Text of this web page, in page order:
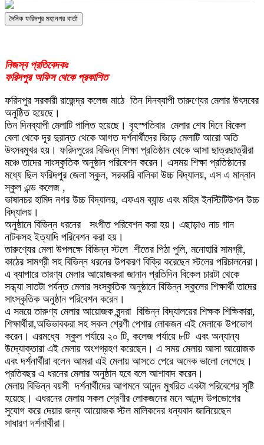
দৈনিক ফরিদপুর মহানগর বার্তা
নিজস্ব প্রতিবেদকঃ
ফরিদপুর অফিস থেকে প্রকাশিত
ফরিদপুর সরকারী রাজেন্দ্র কলেজ মাঠে ‌ তিন দিনব্যাপী তারুণ্যের মেলার উৎসবের
অনুষ্ঠিত হয়েছে।
তিন দিনব্যাপী মেলাটি পালিত হয়েছে। বৃহস্পতিবার ‌ মেলার শেষ দিনে বিকেল
বেলা থেকে দূর দুরান্ত থেকে আগত দর্শনার্থীদের ভিড়ে মেলাটি আরো অতি
উৎসবমুখর হয়। ফরিদপুরের বিভিন্ন শিক্ষা প্রতিষ্ঠান থেকে আসা ছাত্রছাত্রীরা
মঞ্চে তাদের সাংস্কৃতিক অনুষ্ঠান পরিবেশন করেন। এসময় শিক্ষা প্রতিষ্ঠানের
মধ্যে ছিল ফরিদপুর জেলা স্কুল, সরকারি বালিকা উচ্চ বিদ্যালয়, এস এ মান্নান
‌স্কুল এন্ড কলেজ ,
ভাষানচর হামিদ নগর উচ্চ বিদ্যালয়, এফএম ব্যান্ড এবং মহিম ইনস্টিটিউশন উচ্চ
বিদ্যালয়।
অনুষ্ঠানে বিভিন্ন ধরনের ‌ ‌ সংগীত পরিবেশন করা হয়। এছাড়াও ‌‌নাচ গান
নাটকসহ ইত্যাদি পরিবেশন করা হয়।
তারুণ্যের মেলা উপলক্ষে বিভিন্ন স্টলে ‌ শীতের পিঠা পুলি, মনোহারি সামগ্রী,
কাঠের সামগ্রী সহ বিভিন্ন ধরনের উপকরণ বিক্রি করেছেন স্টলের পরিচালনেরা।
এ ব্যাপারে তারণ্য মেলার আয়োজকরা জানান প্রতিদিন বিকেল চারটা থেকে
সন্ধ্যা সাতটা পর্যন্ত মেলার সংস্কৃতিক অনুষ্ঠানে বিভিন্ন স্কুলের শিক্ষার্থী তাদের
সাংস্কৃতিক অনুষ্ঠান পরিবেশন করেন।
এ সময়ে তারুণ্য মেলার আয়োজক বৃন্দরা ‌ ‌বিভিন্ন বিদ্যালয়ের শিক্ষক শিক্ষিকারা,
শিক্ষার্থীরা,অভিভাবকরা সহ সকল শ্রেণী পেশার লোকজন এই মেলাকে উপভোগ
করেন। এরমধ্যে ‌ স্কুল পর্যায়ে ২০ টি, কলেজ পর্যায়ে ৮টি ‌ এবং অন্যান্য
উদ্যোক্তারা এই মেলায় অংশগ্রহণ করেছেন। এ সময় মেলায় আসা আয়োজক
এবং দর্শনার্থীরা বলেন আমরা এই মেলায় আসতে পেরে অনেক ভালো লেগেছে।
প্রতিবছর এ ধরনের মেলার অনুষ্ঠান হবে বলে আশাবাদ করেন।
মেলায় বিভিন্ন বয়সী ‌ দর্শনার্থীদের আগমনে আনন্দ মুখরিত একটা পরিবেশের সৃষ্টি
হয়েছে। এধরনের মেলায় সকল শ্রেণীর লোকজনের মনে আনন্দ উপভোগের
সুযোগ করে দেয়ার জন্য আয়োজক স্টল মালিকদের ধন্যবাদ জানিয়েছেন
সাধারণ দর্শনার্থীরা।